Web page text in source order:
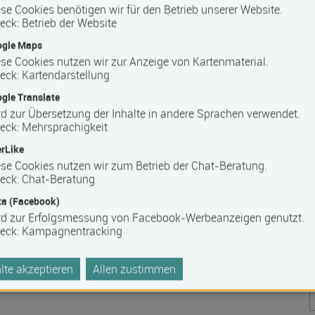
Fachverband im organisierten Sport in Mecklenburg-
lizenzierten Trainer*innen und
des LTV M-V erstreckt sich von den einzelnen Sportarten,
Gymnastik/Tanz/Dance bis hin zum Freizeit-, Breiten-
Gesundheitssport, Wellness und Entspannung/Body &
der LTV M-V ein breites und dezentral im Land
Trainer*innen, Übungsleiter*innen, Fachkräfte, Pädagogen
Cookies benötigen wir für den Betrieb unserer Website.
: Betrieb der Website
Maps
Cookies nutzen wir zur Anzeige von Kartenmaterial.
: Kartendarstellung
Translate
zur Übersetzung der Inhalte in andere Sprachen verwendet.
: Mehrsprachigkeit
Cookies nutzen wir zum Betrieb der Chat-Beratung.
: Chat-Beratung
(Facebook)
zur Erfolgsmessung von Facebook-Werbeanzeigen genutzt.
: Kampagnentracking
akzeptieren Allen zustimmen